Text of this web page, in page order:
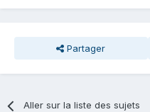
Partager
Aller sur la liste des sujets